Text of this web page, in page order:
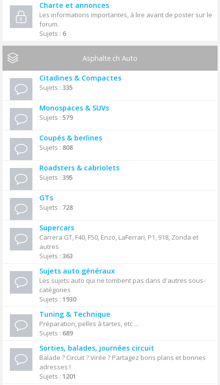
Charte et annonces
Les informations importantes, à lire avant de poster sur le
forum.
Sujets : 6
Asphalte.ch Auto
Citadines & Compactes
Sujets : 335
Monospaces & SUVs
Sujets : 579
Coupés & berlines
Sujets : 808
Roadsters & cabriolets
Sujets : 395
GTs
Sujets : 728
Supercars
Carrera GT, F40, F50, Enzo, LaFerrari, P1, 918, Zonda et
autres
Sujets : 363
Sujets auto généraux
Les sujets auto qui ne tombent pas dans d'autres sous-
catégories
Sujets : 1930
Tuning & Technique
Préparation, pelles à tartes, etc ...
Sujets : 689
Sorties, balades, journées circuit
Balade ? Circuit ? Virée ? Partagez bons plans et bonnes
adresses !
Sujets : 1201